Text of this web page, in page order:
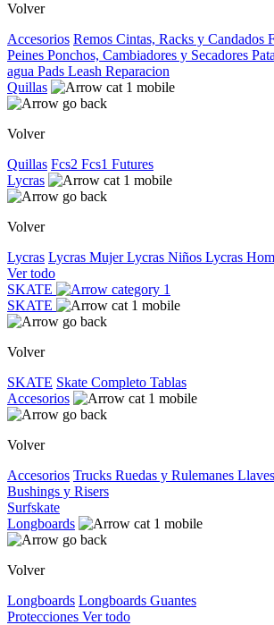
Volver
Accesorios Remos Cintas, Racks y Candados
Peines Ponchos, Cambiadores y Secadores
agua Pads Leash Reparacion
Quillas
Volver
Quillas Fcs2 Fcs1 Futures
Lycras
Volver
Lycras Lycras MujerLycras Niños Lycras
Ver todo
SKATE
SKATE
Volver
SKATE Skate Completo Tablas
Accesorios
Volver
Accesorios Trucks Ruedas y Rulemanes
Bushings y Risers
Surfskate
Longboards
Volver
Longboards Longboards Guantes
Protecciones Ver todo